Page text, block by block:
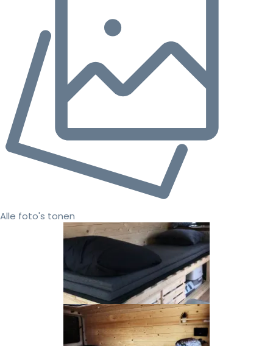
Alle foto's tonen